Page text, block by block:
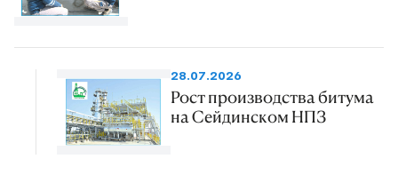
28.07.2026
Рост производства битума
на Сейдинском НПЗ